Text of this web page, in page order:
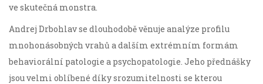
ve skutečná monstra.
Andrej Drbohlav se dlouhodobě věnuje analýze profilu
mnohonásobných vrahů a dalším extrémním formám
behaviorální patologie a psychopatologie. Jeho přednášky
jsou velmi oblíbené díky srozumitelnosti se kterou